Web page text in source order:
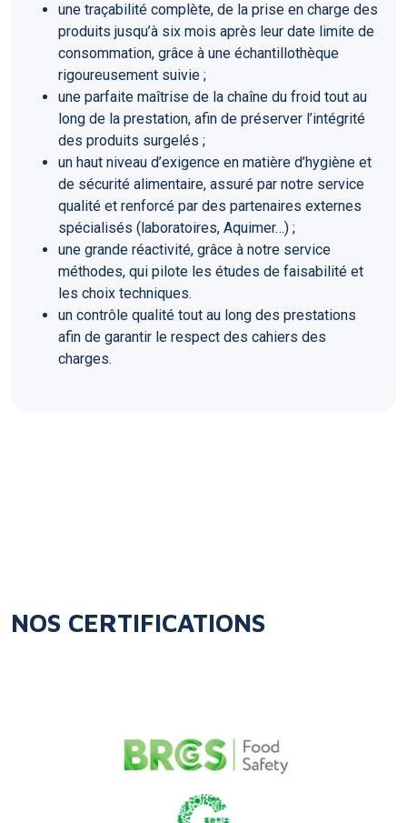
une traçabilité complète, de la prise en charge des
produits jusqu’à six mois après leur date limite de
consommation, grâce à une échantillothèque
rigoureusement suivie ;
une parfaite maîtrise de la chaîne du froid tout au
long de la prestation, afin de préserver l’intégrité
des produits surgelés ;
un haut niveau d’exigence en matière d’hygiène et
de sécurité alimentaire, assuré par notre service
qualité et renforcé par des partenaires externes
spécialisés (laboratoires, Aquimer…) ;
une grande réactivité, grâce à notre service
méthodes, qui pilote les études de faisabilité et
les choix techniques.
un contrôle qualité tout au long des prestations
afin de garantir le respect des cahiers des
charges.
NOS CERTIFICATIONS